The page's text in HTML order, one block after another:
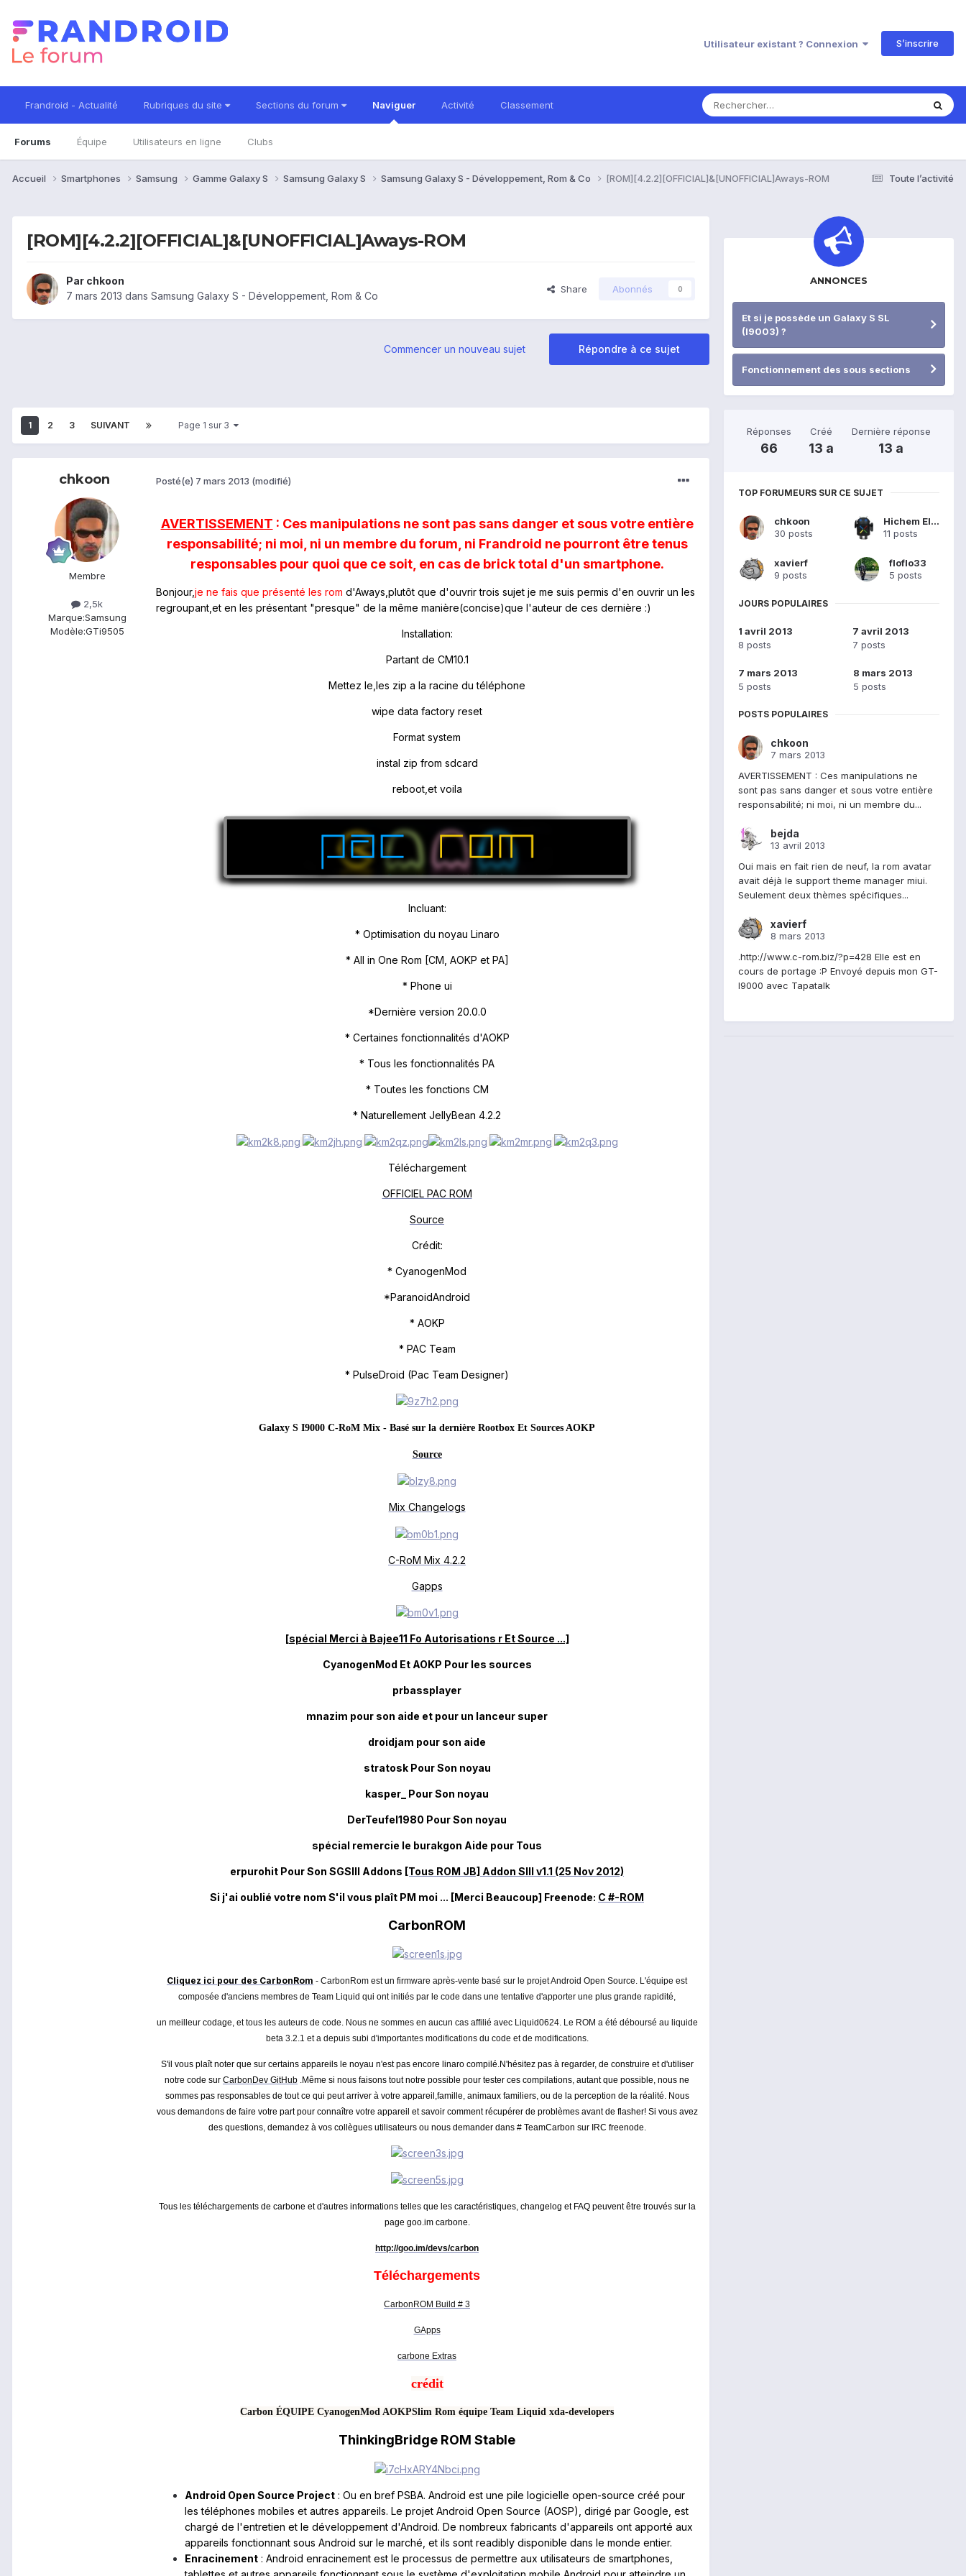
Utilisateur existant ? Connexion S’inscrire
Frandroid - Actualité Rubriques du site Sections du forum Naviguer
Forums Équipe Utilisateurs en ligne Clubs
Activité Classement
Toute l’activité
Accueil Smartphones Samsung Gamme Galaxy S Samsung Galaxy S Samsung Galaxy S - Développement, Rom & Co [ROM][4.2.2][OFFICIAL]&[UNOFFICIAL]Aways-ROM
[ROM][4.2.2][OFFICIAL]&[UNOFFICIAL]Aways-ROM
Par chkoon
7 mars 2013 dans Samsung Galaxy S - Développement, Rom & Co
Share Abonnés 0
Répondre à ce sujet
Commencer un nouveau sujet
1 2 3 SUIVANT Page 1 sur 3
chkoon
Membre
2,5k
Marque:Samsung
Modèle:GTi9505
Posté(e) 7 mars 2013 (modifié)
AVERTISSEMENT : Ces manipulations ne sont pas sans danger et sous votre entière
responsabilité; ni moi, ni un membre du forum, ni Frandroid ne pourront être tenus
responsables pour quoi que ce soit, en cas de brick total d'un smartphone.
Bonjour,je ne fais que présenté les rom d'Aways,plutôt que d'ouvrir trois sujet je me suis permis d'en ouvrir un les
regroupant,et en les présentant "presque" de la même manière(concise)que l'auteur de ces dernière :)
Installation:
Partant de CM10.1
Mettez le,les zip a la racine du téléphone
wipe data factory reset
Format system
instal zip from sdcard
reboot,et voila
Incluant:
* Optimisation du noyau Linaro
* All in One Rom [CM, AOKP et PA]
* Phone ui
*Dernière version 20.0.0
* Certaines fonctionnalités d'AOKP
* Tous les fonctionnalités PA
* Toutes les fonctions CM
* Naturellement JellyBean 4.2.2
Téléchargement
OFFICIEL PAC ROM
Source
Crédit:
* CyanogenMod
*ParanoidAndroid
* AOKP
* PAC Team
* PulseDroid (Pac Team Designer)
Galaxy S I9000 C-RoM Mix - Basé sur la dernière Rootbox Et Sources AOKP
Source
Mix Changelogs
C-RoM Mix 4.2.2
Gapps
[spécial Merci à Bajee11 Fo Autorisations r Et Source ...]
CyanogenMod Et AOKP Pour les sources
prbassplayer
mnazim pour son aide et pour un lanceur super
droidjam pour son aide
stratosk Pour Son noyau
kasper_ Pour Son noyau
DerTeufel1980 Pour Son noyau
spécial remercie le burakgon Aide pour Tous
erpurohit Pour Son SGSIII Addons [Tous ROM JB] Addon SIII v1.1 (25 Nov 2012)
Si j'ai oublié votre nom S'il vous plaît PM moi ... [Merci Beaucoup] Freenode: C #-ROM
CarbonROM
Cliquez ici pour des CarbonRom - CarbonRom est un firmware après-vente basé sur le projet Android Open Source. L'équipe est
composée d'anciens membres de Team Liquid qui ont initiés par le code dans une tentative d'apporter une plus grande rapidité,
un meilleur codage, et tous les auteurs de code. Nous ne sommes en aucun cas affilié avec Liquid0624. Le ROM a été déboursé au liquide
beta 3.2.1 et a depuis subi d'importantes modifications du code et de modifications.
S'il vous plaît noter que sur certains appareils le noyau n'est pas encore linaro compilé.N'hésitez pas à regarder, de construire et d'utiliser
notre code sur CarbonDev GitHub .Même si nous faisons tout notre possible pour tester ces compilations, autant que possible, nous ne
sommes pas responsables de tout ce qui peut arriver à votre appareil,famille, animaux familiers, ou de la perception de la réalité. Nous
vous demandons de faire votre part pour connaître votre appareil et savoir comment récupérer de problèmes avant de flasher! Si vous avez
des questions, demandez à vos collègues utilisateurs ou nous demander dans # TeamCarbon sur IRC freenode.
Tous les téléchargements de carbone et d'autres informations telles que les caractéristiques, changelog et FAQ peuvent être trouvés sur la
page goo.im carbone.
http://goo.im/devs/carbon
Téléchargements
CarbonROM Build # 3
GApps
carbone Extras
crédit
Carbon ÉQUIPE CyanogenMod AOKPSlim Rom équipe Team Liquid xda-developers
ThinkingBridge ROM Stable
Android Open Source Project : Ou en bref PSBA. Android est une pile logicielle open-source créé pour
les téléphones mobiles et autres appareils. Le projet Android Open Source (AOSP), dirigé par Google, est
chargé de l'entretien et le développement d'Android. De nombreux fabricants d'appareils ont apporté aux
appareils fonctionnant sous Android sur le marché, et ils sont readibly disponible dans le monde entier.
Enracinement : Android enracinement est le processus de permettre aux utilisateurs de smartphones,
ANNONCES
Et si je possède un Galaxy S SL
(I9003) ?
Fonctionnement des sous sections
Réponses
66
Créé
13 a
Dernière réponse
13 a
TOP FORUMEURS SUR CE SUJET
chkoon
30 posts
Hichem Ellouze
11 posts
xavierf
9 posts
floflo33
5 posts
JOURS POPULAIRES
1 avril 2013
8 posts
7 avril 2013
7 posts
7 mars 2013
5 posts
8 mars 2013
5 posts
POSTS POPULAIRES
chkoon
7 mars 2013
AVERTISSEMENT : Ces manipulations ne
sont pas sans danger et sous votre entière
responsabilité; ni moi, ni un membre du...
bejda
13 avril 2013
Oui mais en fait rien de neuf, la rom avatar
avait déjà le support theme manager miui.
Seulement deux thèmes spécifiques...
xavierf
8 mars 2013
.http://www.c-rom.biz/?p=428 Elle est en
cours de portage :P Envoyé depuis mon GT-
I9000 avec Tapatalk